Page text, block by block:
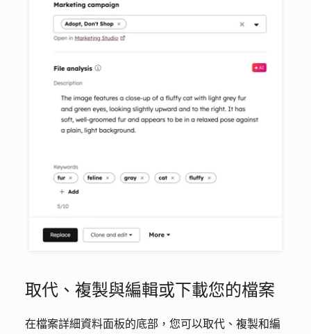
取代、複製與編輯或下載您的檔案
在檔案詳細資料面板的底部，您可以取代、複製和編